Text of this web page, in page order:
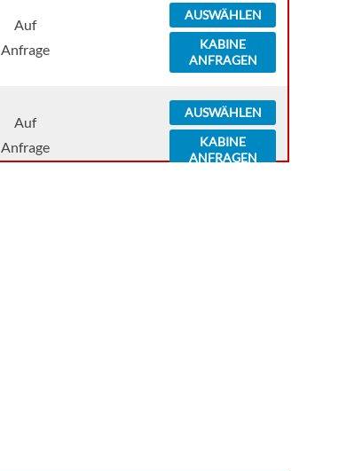
Auf
Anfrage
AUSWÄHLEN
KABINE
ANFRAGEN
Auf
Anfrage
AUSWÄHLEN
KABINE
ANFRAGEN